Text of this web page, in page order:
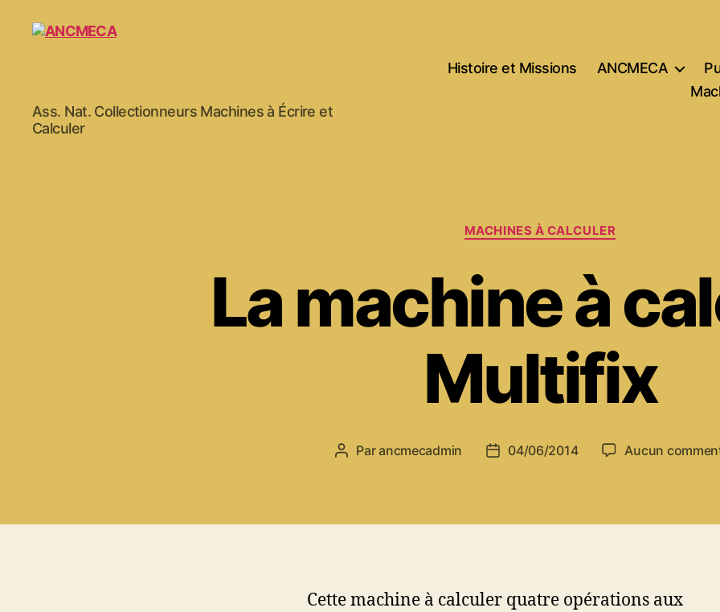
ANCMECA
Ass. Nat. Collectionneurs Machines à Écrire et
Calculer
Histoire et Missions ANCMECA
Catégories
MACHINES À CALCULER
La machine à
Multifix
Auteur
Parancmecadmin
Date04/06/2014 Aucun
Cette machine à calculer quatre opérations aux